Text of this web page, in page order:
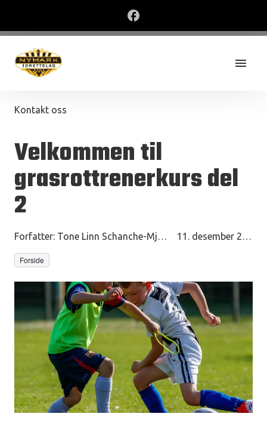
Kontakt oss
Velkommen til
grasrottrenerkurs del
2
Forfatter: Tone Linn Schanche-Mjånes 11. desember 2025
Forside